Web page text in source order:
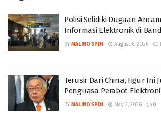
Polisi Selidiki Dugaan
Informasi Elektronik di
BY MALINO SPDI August 6, 2026
Terusir Dari China, Figur Ini
Penguasa Perabot
BY MALINO SPDI May 2, 2026 0